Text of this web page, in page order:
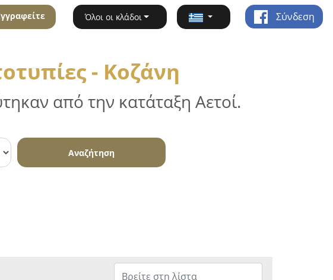
Όλοι οι κλάδοι Σύνδεση
- Κοζάνη
από την κατάταξη Αετοί.
Αναζήτηση